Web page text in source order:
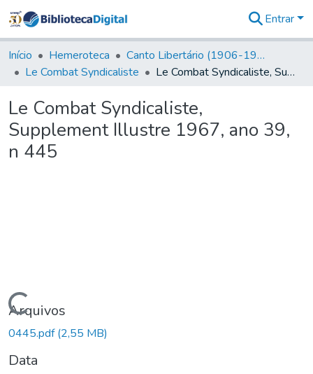
&
Coleções
Tudo na
Digital
Estatísticas
Entrar
Início Hemeroteca
Canto Libertário (1906-1995)
Le Combat Syndicaliste
Le Combat Syndicaliste, Supplement Illustre 1967, ano 39, n 445
Le Combat Syndicaliste,
Supplement Illustre 1967, ano 39,
n 445
Carregando...
Arquivos
0445.pdf(2,55 MB)
Data